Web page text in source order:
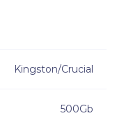
Kingston/Crucial
500Gb